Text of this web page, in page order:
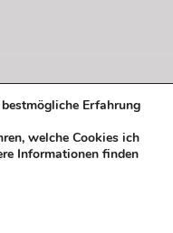
Erfahrung
welche Cookies ich
Informationen finden